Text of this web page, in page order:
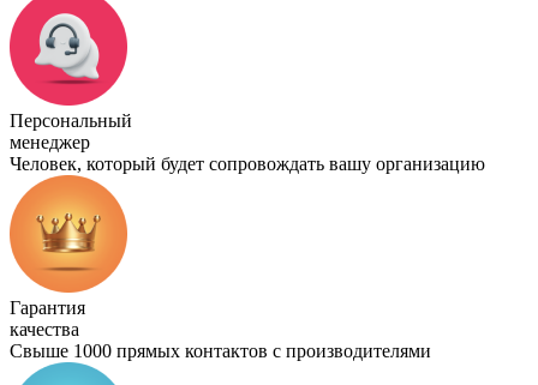
Персональный
менеджер
Человек, который будет сопровождать вашу организацию
Гарантия
качества
Свыше 1000 прямых контактов с производителями